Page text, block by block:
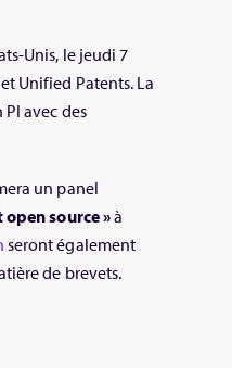
Unis, le jeudi 7
Unified Patents. La
avec des
un panel
open source »à
seront également
de brevets.